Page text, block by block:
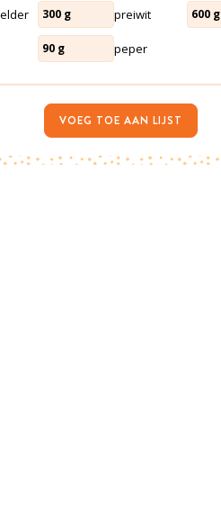
300 g preiwit 600 g
90 g peper
VOEG TOE AAN LIJST